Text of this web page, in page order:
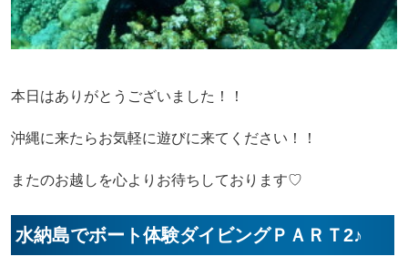
本日はありがとうございました！！
沖縄に来たらお気軽に遊びに来てください！！
またのお越しを心よりお待ちしております♡
水納島でボート体験ダイビングＰＡＲＴ2♪